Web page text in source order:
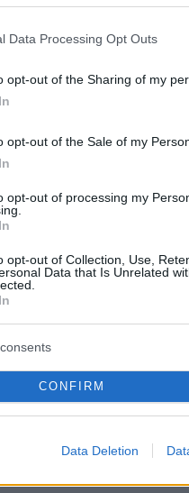
Data Processing Opt Outs
opt-out of the Sharing of my
opt-out of the Sale of my
opt-out of processing my
opt-out of Collection, Use,
Data that Is Unrelated
CONFIRM
Data Deletion
ζήτημα τηςταφής
που έκλεισε με
μετά από
λαϊκο προσκύνημα
πληροφορίες, αυτό
ότι δεν υπάρχει
πάντως
του
στο
ώστε
αποτελούσε αν το